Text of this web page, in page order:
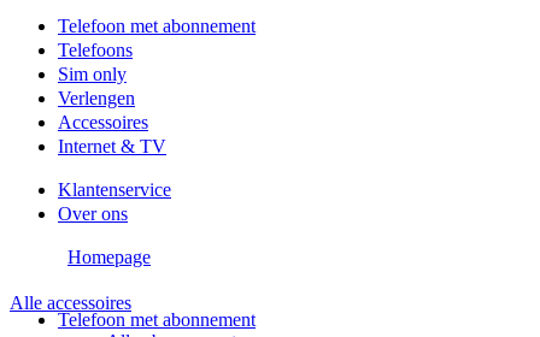
Telefoon met abonnement
Telefoons
Sim only
Verlengen
Accessoires
Internet & TV
Klantenservice
Over ons
Telefoon met abonnement
Homepage
Alle accessoires